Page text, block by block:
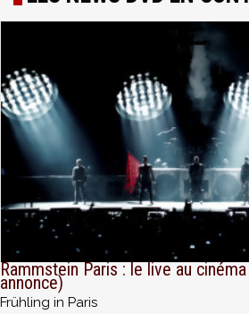
Rammstein Paris : le live au
annonce)
Frühling in Paris